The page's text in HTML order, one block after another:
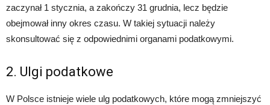
zaczynał 1 stycznia, a zakończy 31 grudnia, lecz będzie
obejmował inny okres czasu. W takiej sytuacji należy
skonsultować się z odpowiednimi organami podatkowymi.
2. Ulgi podatkowe
W Polsce istnieje wiele ulg podatkowych, które mogą zmniejszyć